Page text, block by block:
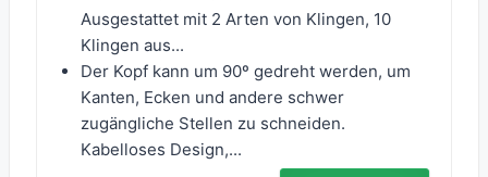
Ausgestattet mit 2 Arten von Klingen, 10
Klingen aus...
Der Kopf kann um 90º gedreht werden, um
Kanten, Ecken und andere schwer
zugängliche Stellen zu schneiden.
Kabelloses Design,...